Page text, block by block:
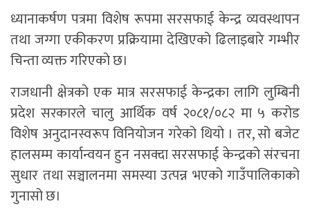
ध्यानाकर्षण पत्रमा विशेष रूपमा सरसफाई केन्द्र व्यवस्थापन
तथा जग्गा एकीकरण प्रक्रियामा देखिएको ढिलाइबारे गम्भीर
चिन्ता व्यक्त गरिएको छ।
राजधानी क्षेत्रको एक मात्र सरसफाई केन्द्रका लागि लुम्बिनी
प्रदेश सरकारले चालु आर्थिक वर्ष २०८१/०८२ मा ५ करोड
विशेष अनुदानस्वरूप विनियोजन गरेको थियो । तर, सो बजेट
हालसम्म कार्यान्वयन हुन नसक्दा सरसफाई केन्द्रको संरचना
सुधार तथा सञ्चालनमा समस्या उत्पन्न भएको गाउँपालिकाको
गुनासो छ।